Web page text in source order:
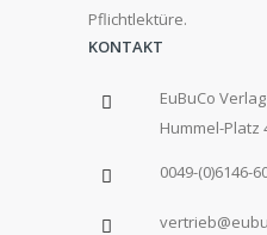
Pflichtlektüre.
KONTAKT
EuBuCo
Hummel-Platz
0049-(0)6146-